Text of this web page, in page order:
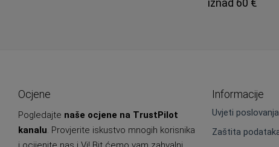
iznad 60 €
Ocjene
Pogledajte naše ocjene na TrustPilot
kanalu. Provjerite iskustvo mnogih korisnika
Informacije
Uvjeti poslovanja
Zaštita